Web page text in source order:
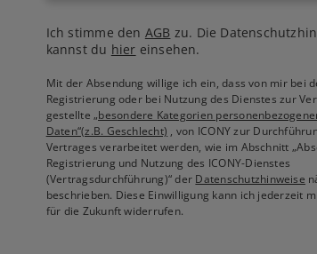
Ich stimme den AGB zu. Die
kannst du hier einsehen.
Mit der Absendung willige ich ein, dass von mir bei
Registrierung oder bei Nutzung des Dienstes zur
gestellte„besondere Kategorien
Daten“(z.B. Geschlecht) , von ICONY zur
Vertrages verarbeitet werden, wie im Abschnitt
Registrierung und Nutzung des ICONY-Dienstes
(Vertragsdurchführung)“ der Datenschutzhinweise
beschrieben. Diese Einwilligung kann ich jederzeit
für die Zukunft widerrufen.